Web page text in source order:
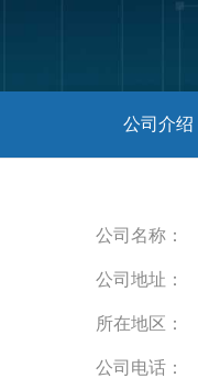
公司介绍
公司名称：
公司地址：
所在地区：
公司电话：